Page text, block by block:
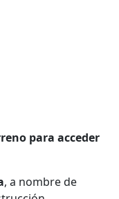
para acceder
, a nombre de